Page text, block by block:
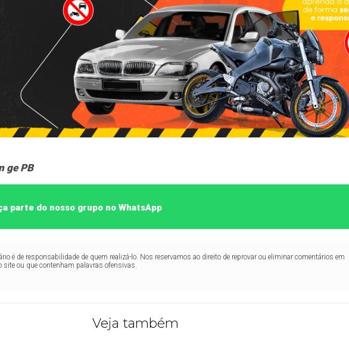
ge PB
parte do nosso grupo no WhatsApp
é de responsabilidade de quem realizá-lo. Nos reservamos ao direito de reprovar ou eliminar comentários em
ou que contenham palavras ofensivas.
Veja também